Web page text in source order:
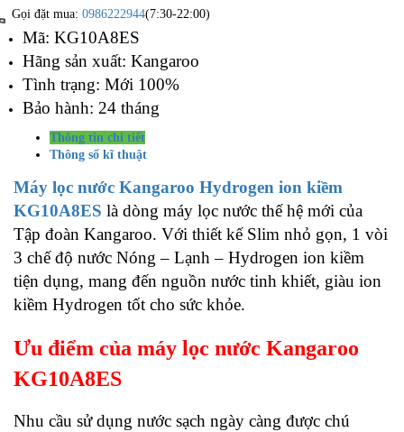
Gọi đặt mua: 0986222944(7:30-22:00)
Mã: KG10A8ES
Hãng sản xuất: Kangaroo
Tình trạng: Mới 100%
Bảo hành: 24 tháng
Thông tin chi tiết
Thông số kĩ thuật
Máy lọc nước Kangaroo Hydrogen ion kiềm
KG10A8ES là dòng máy lọc nước thế hệ mới của
Tập đoàn Kangaroo. Với thiết kế Slim nhỏ gọn, 1 vòi
3 chế độ nước Nóng – Lạnh – Hydrogen ion kiềm
tiện dụng, mang đến nguồn nước tinh khiết, giàu ion
kiềm Hydrogen tốt cho sức khỏe.
Ưu điểm của máy lọc nước Kangaroo
KG10A8ES
Nhu cầu sử dụng nước sạch ngày càng được chú